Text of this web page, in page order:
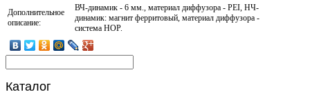
Дополнительное
описание:
ВЧ-динамик - 6 мм., материал диффузора - PEI, НЧ-
динамик: магнит ферритовый, материал диффузора -
система НОР.
Каталог